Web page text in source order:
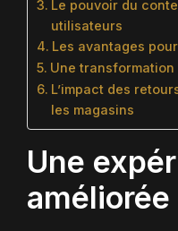
Le pouvoir du
utilisateurs
Les avantages
Une transformation
L’impact des
les magasins
Une
améliorée